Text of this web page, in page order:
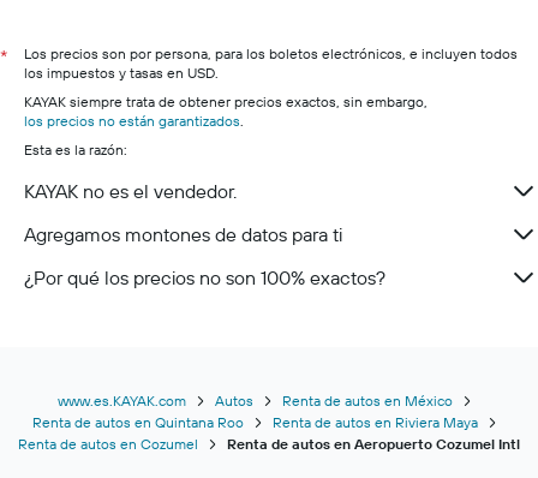
*
Los precios son por persona, para los boletos electrónicos, e incluyen todos
los impuestos y tasas en USD.
KAYAK siempre trata de obtener precios exactos, sin embargo,
los precios no están garantizados
Esta es la razón:
KAYAK no es el vendedor.
Agregamos montones de datos para ti
¿Por qué los precios no son 100% exactos?
www.es.KAYAK.com Autos
Renta de autos en México
Renta de autos en Quintana Roo
Renta de autos en Riviera Maya
Renta de autos en Cozumel
Renta de autos en Aeropuerto Cozumel Intl